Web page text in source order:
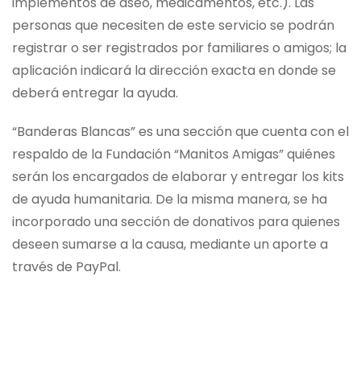
personas que necesiten de este servicio se podrán
registrar o ser registrados por familiares o amigos; la
aplicación indicará la dirección exacta en donde se
deberá entregar la ayuda.
“Banderas Blancas” es una sección que cuenta con el
respaldo de la Fundación “Manitos Amigas” quiénes
serán los encargados de elaborar y entregar los kits
de ayuda humanitaria. De la misma manera, se ha
incorporado una sección de donativos para quienes
deseen sumarse a la causa, mediante un aporte a
través de PayPal.